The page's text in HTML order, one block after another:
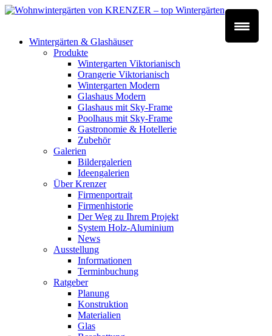
Wintergärten & Glashäuser
Produkte
Wintergarten Viktorianisch
Orangerie Viktorianisch
Wintergarten Modern
Glashaus Modern
Glashaus mit Sky-Frame
Poolhaus mit Sky-Frame
Gastronomie & Hotellerie
Zubehör
Galerien
Bildergalerien
Ideengalerien
Über Krenzer
Firmenportrait
Firmenhistorie
Der Weg zu Ihrem Projekt
System Holz-Aluminium
News
Ausstellung
Informationen
Terminbuchung
Ratgeber
Planung
Konstruktion
Materialien
Glas